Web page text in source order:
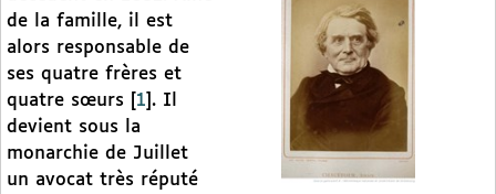
de la famille, il est
alors responsable de
ses quatre frères et
quatre sœurs
1 . Il
devient sous la
monarchie de Juillet
un avocat très réputé